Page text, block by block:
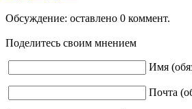
Обсуждение: оставлено 0 коммент.
Поделитесь своим мнением
Имя
Почта